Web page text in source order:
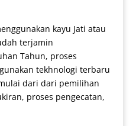
kayu Jati atau
terjamin
Tahun, proses
tekhnologi terbaru
dari dari pemilihan
proses pengecatan,